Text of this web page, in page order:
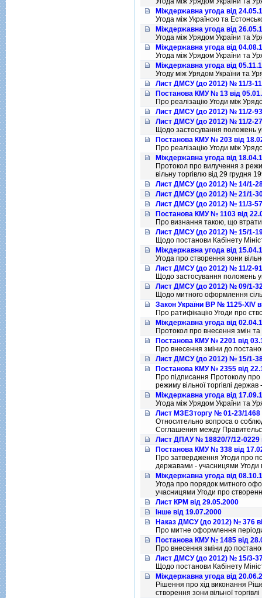
Міждержавна угода від
Угода між Україною та
Міждержавна угода від
Угода між Урядом України та
Міждержавна угода від
Угода між Урядом України та
Міждержавна угода від
Угоду між Урядом України та
Лист ДМСУ (до 2012) № 11/3-
Постанова КМУ № 13 від
Про реалізацію Угоди між
Лист ДМСУ (до 2012) № 11/2-
Лист ДМСУ (до 2012) № 11/2-
Щодо застосування положень
Постанова КМУ № 203 від
Про реалізацію Угоди між
Міждержавна угода від
Протокол про вилучення з
вільну торгівлю від 29 грудня
Лист ДМСУ (до 2012) № 14/1-
Лист ДМСУ (до 2012) № 21/1-
Лист ДМСУ (до 2012) № 11/3-
Постанова КМУ № 1103 від
Про визнання такою, що
Лист ДМСУ (до 2012) № 15/1-
Щодо постанови Кабiнету
Міждержавна угода від
Угода про створення зони
Лист ДМСУ (до 2012) № 11/2-
Щодо застосування положень
Лист ДМСУ (до 2012) № 09/1-
Щодо митного оформлення
Закон України ВР № 1125-XIV
Про ратифiкацiю Угоди про
Міждержавна угода від
Протокол про внесення змiн
Постанова КМУ № 2201 від
Про внесення змiни до
Лист ДМСУ (до 2012) № 15/1-
Постанова КМУ № 2355 від
Про пiдписання Протоколу про
режиму вiльної торгiвлi держав
Міждержавна угода від
Угода між Урядом України та
Лист МЗЕЗторгу № 01-23/1468
Относительно вопроса о
Соглашения между
Лист ДПАУ № 18820/7/12-0229
Постанова КМУ № 338 від
Про затвердження Угоди про
державами - учасницями Угоди
Міждержавна угода від
Угода про порядок митного
учасницями Угоди про
Лист КРМ від 29.05.2000
Інше від 19.07.2000
Наказ ДМСУ (до 2012) № 376
Про митне оформлення
Постанова КМУ № 1485 від
Про внесення змiни до
Лист ДМСУ (до 2012) № 15/3-
Щодо постанови Кабiнету
Міждержавна угода від
Рішення про хід виконання
створення зони вільної торгівлі